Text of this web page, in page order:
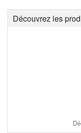
Découvrez les